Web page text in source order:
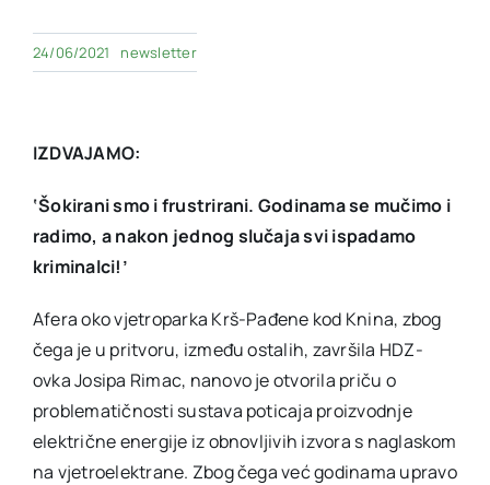
24/06/2021 newsletter
IZDVAJAMO:
‘Šokirani smo i frustrirani. Godinama se mučimo i
radimo, a nakon jednog slučaja svi ispadamo
kriminalci!’
Afera oko vjetroparka Krš-Pađene kod Knina, zbog
čega je u pritvoru, između ostalih, završila HDZ-
ovka Josipa Rimac, nanovo je otvorila priču o
problematičnosti sustava poticaja proizvodnje
električne energije iz obnovljivih izvora s naglaskom
na vjetroelektrane. Zbog čega već godinama upravo